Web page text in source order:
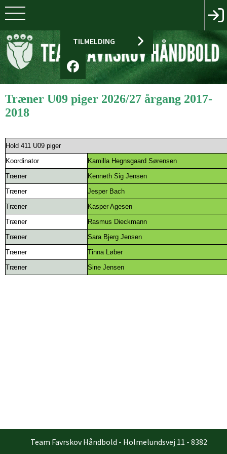
TILMELDING
Træner U09 piger 2026/27 årgang 2017-
2018
Hold 411 U09 piger
Koordinator
Kamilla Hegnsgaard Sørensen
Træner
Kenneth Sig Jensen
Træner
Jesper Bach
Træner
Kasper Agesen
Træner
Rasmus Dieckmann
Træner
Sara Bjerg Jensen
Træner
Tinna Løber
Træner
Sine Jensen
Team Favrskov Håndbold - Holmelundsvej 11 - 8382